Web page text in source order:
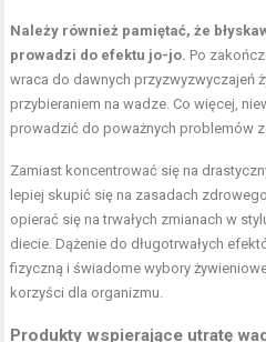
Należy również pamiętać, że
prowadzi do efektu jo-jo. Po
wraca do dawnych przyzwyzwyczajeń
przybieraniem na wadze. Co więcej,
prowadzić do poważnych problemów
Zamiast koncentrować się na
lepiej skupić się na zasadach
opierać się na trwałych zmianach w
diecie. Dążenie do długotrwałych
fizyczną i świadome wybory
korzyści dla organizmu.
Produkty wspierające utratę